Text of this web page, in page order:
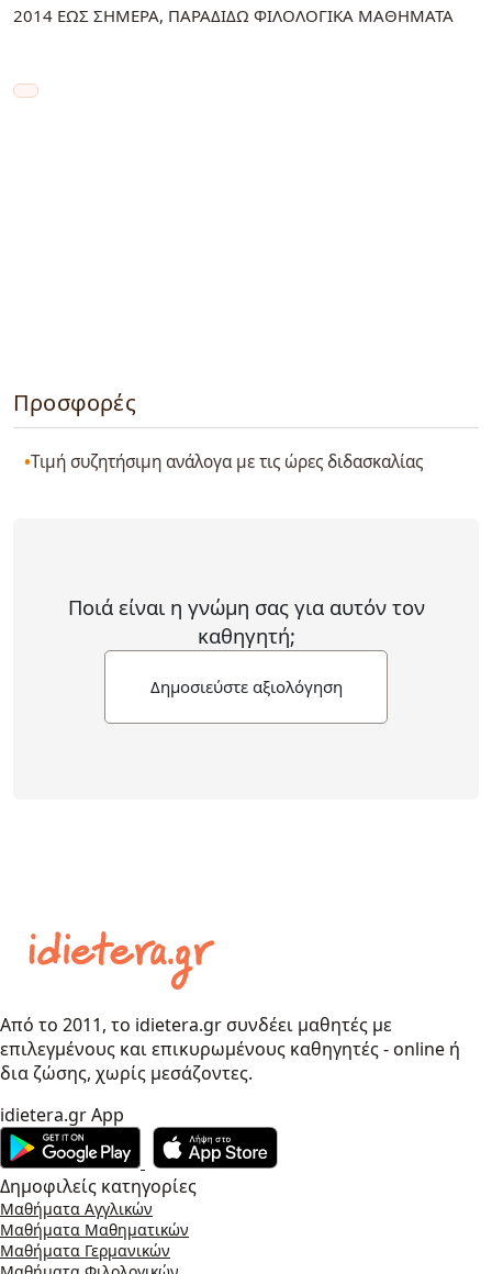
2014 ΕΩΣ ΣΗΜΕΡΑ, ΠΑΡΑΔΙΔΩ ΦΙΛΟΛΟΓΙΚΑ ΜΑΘΗΜΑΤΑ
Προσφορές
Τιμή συζητήσιμη ανάλογα με τις ώρες διδασκαλίας
Ποιά είναι η γνώμη σας για αυτόν τον
καθηγητή;
Δημοσιεύστε αξιολόγηση
Από το 2011, το idietera.gr συνδέει μαθητές με
επιλεγμένους και επικυρωμένους καθηγητές - online ή
δια ζώσης, χωρίς μεσάζοντες.
idietera.gr App
Δημοφιλείς κατηγορίες
Μαθήματα Αγγλικών
Μαθήματα Μαθηματικών
Μαθήματα Γερμανικών